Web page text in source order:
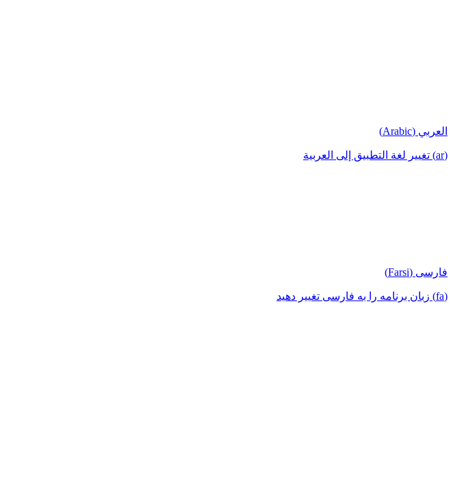
العربي (Arabic)
(ar) تغيير لغة التطبيق إلى العربية
فارسی (Farsi)
(fa) زبان برنامه را به فارسی تغییر دهید